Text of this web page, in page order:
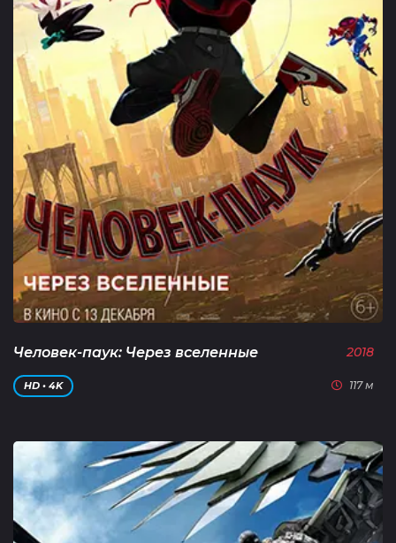
Человек-паук: Через вселенные 2018
HD • 4K 117 м